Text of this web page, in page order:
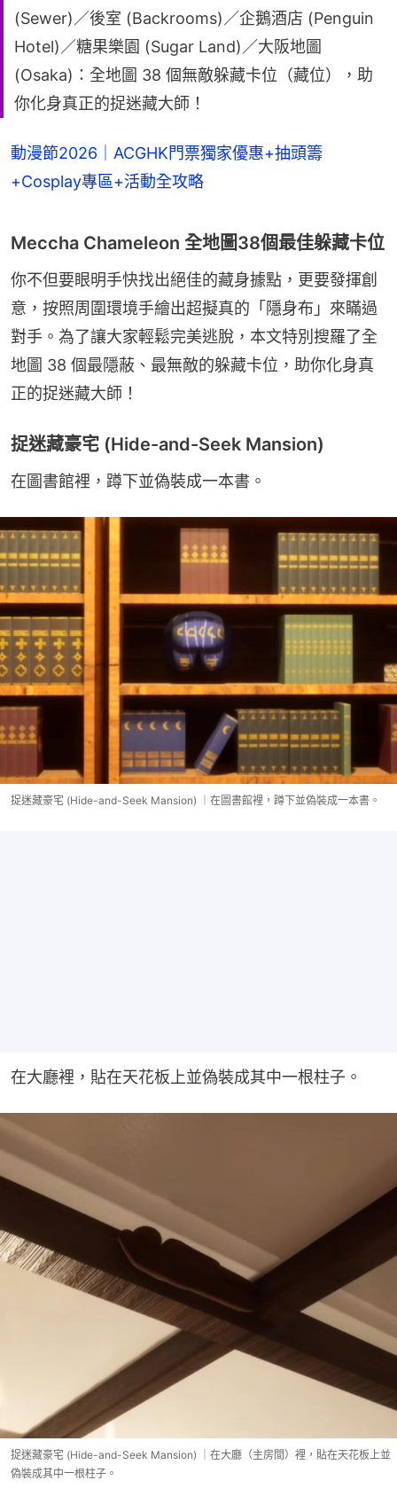
(Sewer)／後室 (Backrooms)／企鵝酒店 (Penguin
Hotel)／糖果樂園 (Sugar Land)／大阪地圖
(Osaka)：全地圖 38 個無敵躲藏卡位（藏位），助
你化身真正的捉迷藏大師！
動漫節2026｜ACGHK門票獨家優惠+抽頭籌
+Cosplay專區+活動全攻略
Meccha Chameleon 全地圖38個最佳躲藏卡位
你不但要眼明手快找出絕佳的藏身據點，更要發揮創
意，按照周圍環境手繪出超擬真的「隱身布」來瞞過
對手。為了讓大家輕鬆完美逃脫，本文特別搜羅了全
地圖 38 個最隱蔽、最無敵的躲藏卡位，助你化身真
正的捉迷藏大師！
捉迷藏豪宅 (Hide-and-Seek Mansion)
在圖書館裡，蹲下並偽裝成一本書。
捉迷藏豪宅 (Hide-and-Seek Mansion) ｜在圖書館裡，蹲下並偽裝成一本書。
在大廳裡，貼在天花板上並偽裝成其中一根柱子。
捉迷藏豪宅 (Hide-and-Seek Mansion) ｜在大廳（主房間）裡，貼在天花板上並
偽裝成其中一根柱子。